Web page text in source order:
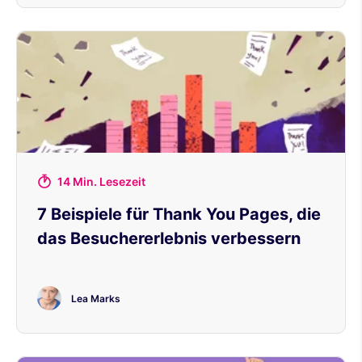
14 Min. Lesezeit
7 Beispiele für Thank You Pages, die
das Besuchererlebnis verbessern
Lea Marks